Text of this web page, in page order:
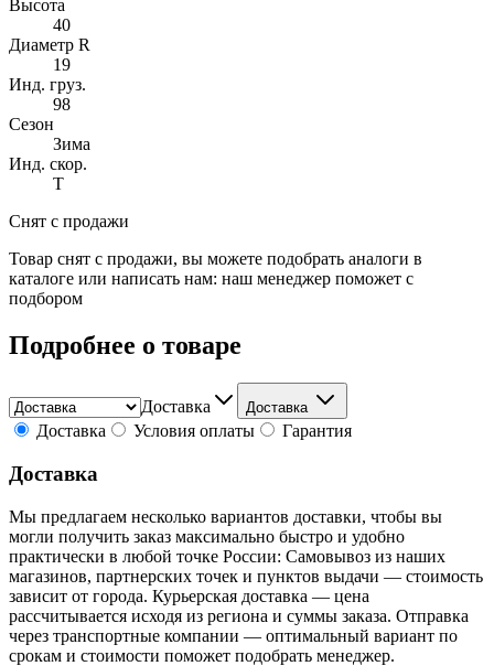
Высота
40
Диаметр R
19
Инд. груз.
98
Сезон
Зима
Инд. скор.
T
Снят с продажи
Товар снят с продажи, вы можете подобрать аналоги в
каталоге или написать нам: наш менеджер поможет с
подбором
Подробнее о товаре
Доставка Доставка
Доставка Условия оплаты Гарантия
Доставка
Мы предлагаем несколько вариантов доставки, чтобы вы
могли получить заказ максимально быстро и удобно
практически в любой точке России: Самовывоз из наших
магазинов, партнерских точек и пунктов выдачи — стоимость
зависит от города. Курьерская доставка — цена
рассчитывается исходя из региона и суммы заказа. Отправка
через транспортные компании — оптимальный вариант по
срокам и стоимости поможет подобрать менеджер.